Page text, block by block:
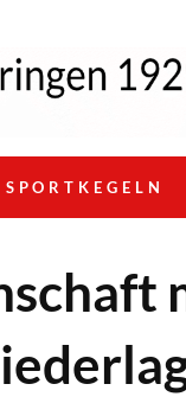
SPORTKEGELN